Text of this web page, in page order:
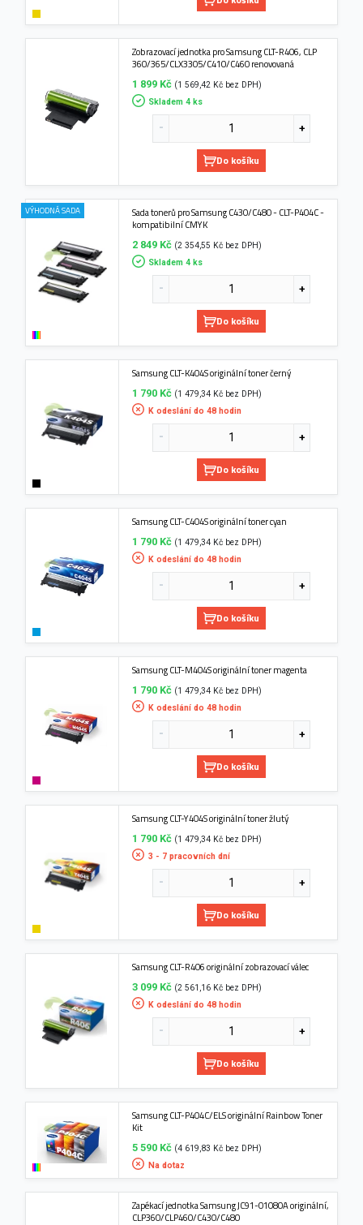
Zobrazovací jednotka pro Samsung CLT-R406, CLP
360/365/CLX3305/C410/C460 renovovaná
1 899 Kč (1 569,42 Kč bez DPH)
Skladem 4 ks
Do košíku
VÝHODNÁ SADA
Sada tonerů pro Samsung C430/C480 - CLT-P404C -
kompatibilní CMYK
2 849 Kč (2 354,55 Kč bez DPH)
Skladem 4 ks
Do košíku
Samsung CLT-K404S originální toner černý
1 790 Kč (1 479,34 Kč bez DPH)
K odeslání do 48 hodin
Do košíku
Samsung CLT-C404S originální toner cyan
1 790 Kč (1 479,34 Kč bez DPH)
K odeslání do 48 hodin
Do košíku
Samsung CLT-M404S originální toner magenta
1 790 Kč (1 479,34 Kč bez DPH)
K odeslání do 48 hodin
Do košíku
Samsung CLT-Y404S originální toner žlutý
1 790 Kč (1 479,34 Kč bez DPH)
3 - 7 pracovních dní
Do košíku
Samsung CLT-R406 originální zobrazovací válec
3 099 Kč (2 561,16 Kč bez DPH)
K odeslání do 48 hodin
Do košíku
Samsung CLT-P404C/ELS originální Rainbow Toner
Kit
5 590 Kč (4 619,83 Kč bez DPH)
Na dotaz
Zapékací jednotka Samsung JC91-01080A originální,
CLP360/CLP460/C430/C480